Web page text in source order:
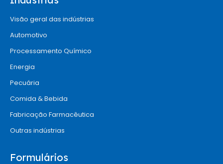
Visão geral das indústrias
Automotivo
Processamento Químico
Energia
Pecuária
Comida & Bebida
Fabricação Farmacêutica
Outras indústrias
Formulários